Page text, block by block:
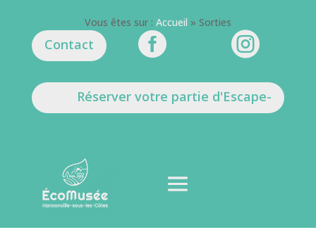
Vous êtes sur : Accueil » Sorties
Contact  
Réserver votre partie d'Escape-
Game